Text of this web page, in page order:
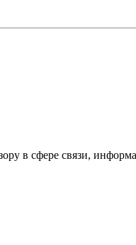
в сфере связи,